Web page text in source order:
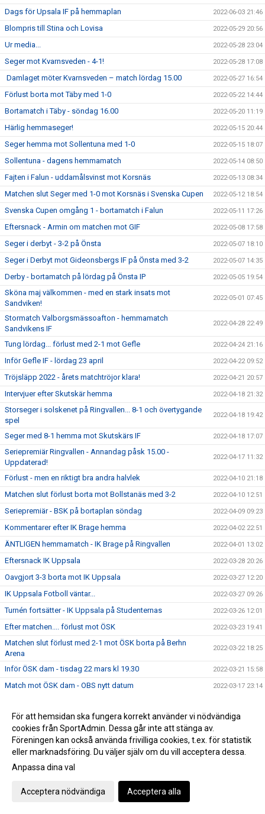
Dags för Upsala IF på hemmaplan 2022-06-03 21:46
Blompris till Stina och Lovisa 2022-05-29 20:56
Ur media... 2022-05-28 23:04
Seger mot Kvarnsveden - 4-1! 2022-05-28 17:08
Damlaget möter Kvarnsveden – match lördag 15.00 2022-05-27 16:54
Förlust borta mot Täby med 1-0 2022-05-22 14:44
Bortamatch i Täby - söndag 16.00 2022-05-20 11:19
Härlig hemmaseger! 2022-05-15 20:44
Seger hemma mot Sollentuna med 1-0 2022-05-15 18:07
Sollentuna - dagens hemmamatch 2022-05-14 08:50
Fajten i Falun - uddamålsvinst mot Korsnäs 2022-05-13 08:34
Matchen slut Seger med 1-0 mot Korsnäs i Svenska Cupen 2022-05-12 18:54
Svenska Cupen omgång 1 - bortamatch i Falun 2022-05-11 17:26
Eftersnack - Armin om matchen mot GIF 2022-05-08 17:58
Seger i derbyt - 3-2 på Önsta 2022-05-07 18:10
Seger i Derbyt mot Gideonsbergs IF på Önsta med 3-2 2022-05-07 14:35
Derby - bortamatch på lördag på Önsta IP 2022-05-05 19:54
Sköna maj välkommen - med en stark insats mot
Sandviken!
2022-05-01 07:45
Stormatch Valborgsmässoafton - hemmamatch
Sandvikens IF
2022-04-28 22:49
Tung lördag... förlust med 2-1 mot Gefle 2022-04-24 21:16
Inför Gefle IF - lördag 23 april 2022-04-22 09:52
Tröjsläpp 2022 - årets matchtröjor klara! 2022-04-21 20:57
Intervjuer efter Skutskär hemma 2022-04-18 21:32
Storseger i solskenet på Ringvallen... 8-1 och övertygande
spel
2022-04-18 19:42
Seger med 8-1 hemma mot Skutskärs IF 2022-04-18 17:07
Seriepremiär Ringvallen - Annandag påsk 15.00 -
Uppdaterad!
2022-04-17 11:32
Förlust - men en riktigt bra andra halvlek 2022-04-10 21:18
Matchen slut förlust borta mot Bollstanäs med 3-2 2022-04-10 12:51
Seriepremiär - BSK på bortaplan söndag 2022-04-09 09:23
Kommentarer efter IK Brage hemma 2022-04-02 22:51
ÄNTLIGEN hemmamatch - IK Brage på Ringvallen 2022-04-01 13:02
Eftersnack IK Uppsala 2022-03-28 20:26
Oavgjort 3-3 borta mot IK Uppsala 2022-03-27 12:20
IK Uppsala Fotboll väntar... 2022-03-27 09:26
Turnén fortsätter - IK Uppsala på Studenternas 2022-03-26 12:01
Efter matchen.... förlust mot ÖSK 2022-03-23 19:41
Matchen slut förlust med 2-1 mot ÖSK borta på Berhn
Arena
2022-03-22 18:25
Inför ÖSK dam - tisdag 22 mars kl 19.30 2022-03-21 15:58
Match mot ÖSK dam - OBS nytt datum 2022-03-17 23:14
Materialförvaltare till Västerås BK30 Dam 2022-03-13 21:19
Oavgjort 3 - 3 borta mot Hallsberg 2022-03-13 12:09
Avresa mot Hallsberg... 2022-03-13 09:41
Inför bortamatchen IFK Hallsberg 13 mars
Förlust på Bosön mot F 15 F 17 landslaget med 3-0
För att hemsidan ska fungera korrekt använder vi nödvändiga
cookies från SportAdmin. Dessa går inte att stänga av.
Föreningen kan också använda frivilliga cookies, t.ex. för statistik
eller marknadsföring. Du väljer själv om du vill acceptera dessa.
Anpassa dina val
Acceptera nödvändiga Acceptera alla